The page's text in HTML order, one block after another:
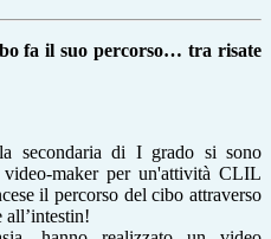
fa il suo percorso… tra risate
secondaria di I grado si sono
maker per un'attività CLIL
il percorso del cibo attraverso
all’intestin!